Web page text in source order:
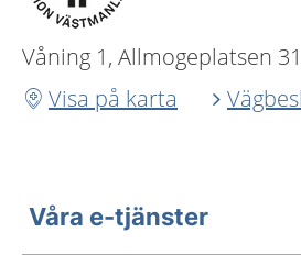
Våning 1, Allmogeplatsen
Visa på karta
Våra e-tjänster